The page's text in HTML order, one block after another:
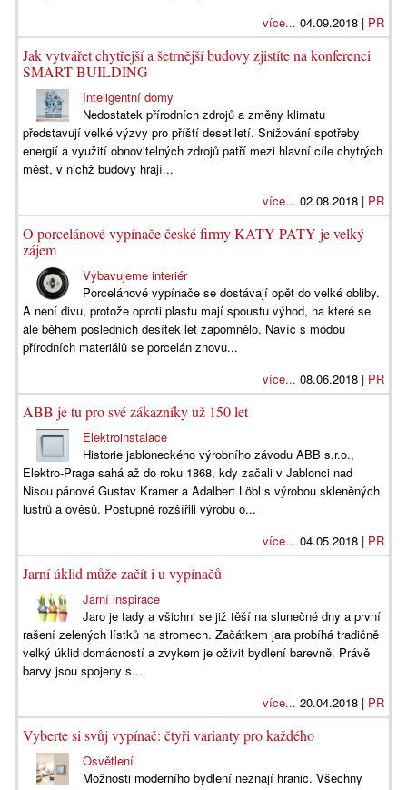
více... 04.09.2018 | PR
Jak vytvářet chytřejší a šetrnější budovy zjistíte na konferenci
SMART BUILDING
Inteligentní domy
Nedostatek přírodních zdrojů a změny klimatu
představují velké výzvy pro příští desetiletí. Snižování spotřeby
energií a využití obnovitelných zdrojů patří mezi hlavní cíle chytrých
měst, v nichž budovy hrají...
více... 02.08.2018 | PR
O porcelánové vypínače české firmy KATY PATY je velký
zájem
Vybavujeme interiér
Porcelánové vypínače se dostávají opět do velké obliby.
A není divu, protože oproti plastu mají spoustu výhod, na které se
ale během posledních desítek let zapomnělo. Navíc s módou
přírodních materiálů se porcelán znovu...
více... 08.06.2018 | PR
ABB je tu pro své zákazníky už 150 let
Elektroinstalace
Historie jabloneckého výrobního závodu ABB s.r.o.,
Elektro-Praga sahá až do roku 1868, kdy začali v Jablonci nad
Nisou pánové Gustav Kramer a Adalbert Löbl s výrobou skleněných
lustrů a ověsů. Postupně rozšířili výrobu o...
více... 04.05.2018 | PR
Jarní úklid může začít i u vypínačů
Jarní inspirace
Jaro je tady a všichni se již těší na slunečné dny a první
rašení zelených lístků na stromech. Začátkem jara probíhá tradičně
velký úklid domácností a zvykem je oživit bydlení barevně. Právě
barvy jsou spojeny s...
více... 20.04.2018 | PR
Vyberte si svůj vypínač: čtyři varianty pro každého
Osvětlení
Možnosti moderního bydlení neznají hranic. Všechny